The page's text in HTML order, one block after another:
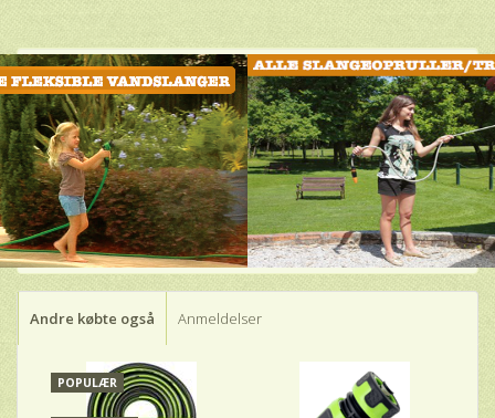
Andre købte også Anmeldelser
POPULÆR